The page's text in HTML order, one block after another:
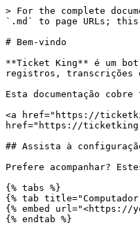
> For the complete
`.md` to page URLs;
# Bem-vindo
**Ticket King** é um bot
registros, transcrições
Esta documentação
<a href="https://
href="https://
## Assista à
Prefere acompanhar?
{% tabs %}
{% tab
{% embed url="<https://
{% endtab %}